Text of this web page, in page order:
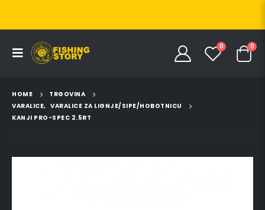
0 0
HOME
TRGOVINA
VARALICE, VARALICE ZA LIGNJE/SIPE/HOBOTNICU
KANJI PRO-SPEC 2.5RT